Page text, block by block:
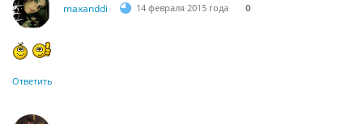
maxanddi 14 февраля 2015 года 0
Ответить